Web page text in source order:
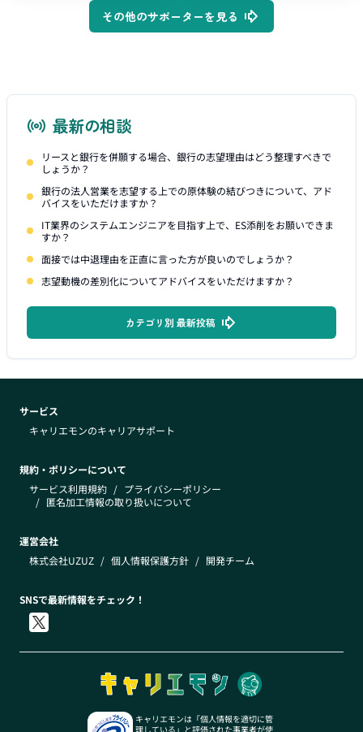
その他のサポーターを見る
最新の相談
リースと銀行を併願する場合、銀行の志望理由はどう整理すべきで
しょうか？
銀行の法人営業を志望する上での原体験の結びつきについて、アド
バイスをいただけますか？
IT業界のシステムエンジニアを目指す上で、ES添削をお願いできま
すか？
面接では中退理由を正直に言った方が良いのでしょうか？
志望動機の差別化についてアドバイスをいただけますか？
カテゴリ別 最新投稿
サービス
キャリエモンのキャリアサポート
規約・ポリシーについて
サービス利用規約 / プライバシーポリシー
/ 匿名加工情報の取り扱いについて
運営会社
株式会社UZUZ / 個人情報保護方針 / 開発チーム
SNSで最新情報をチェック！
キャリエモンは「個人情報を適切に管
理している」と評価された事業者が使